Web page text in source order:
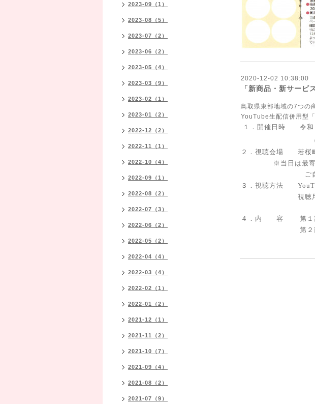
2020-12-02 10:38:00
「新商品・新サービ
鳥取県東部地域の7つの
YouTube生配信併用型
１．開催日時 令和
２．視聴会場 若桜
※当日は最寄りの
ご自身のパソコ
３．視聴方法
視聴
４．内 容 第１部
第２部 各社へ
2023-09（1）
2023-08（5）
2023-07（2）
2023-06（2）
2023-05（4）
2023-03（9）
2023-02（1）
2023-01（2）
2022-12（2）
2022-11（1）
2022-10（4）
2022-09（1）
2022-08（2）
2022-07（3）
2022-06（2）
2022-05（2）
2022-04（4）
2022-03（4）
2022-02（1）
2022-01（2）
2021-12（1）
2021-11（2）
2021-10（7）
2021-09（4）
2021-08（2）
2021-07（9）